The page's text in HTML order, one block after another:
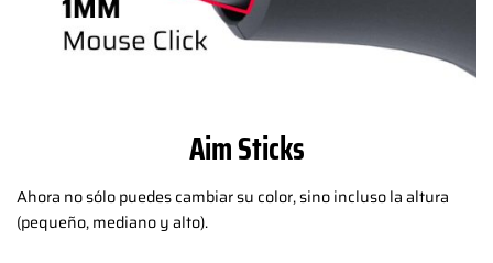
Aim Sticks
Ahora no sólo puedes cambiar su color, sino incluso la altura
(pequeño, mediano y alto).